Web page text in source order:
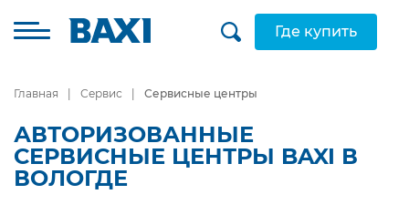
Где купить
Главная Сервис Сервисные центры
АВТОРИЗОВАННЫЕ
СЕРВИСНЫЕ ЦЕНТРЫ BAXI В
ВОЛОГДЕ